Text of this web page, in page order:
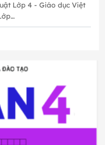
Lớp 4 - Giáo dục Việt